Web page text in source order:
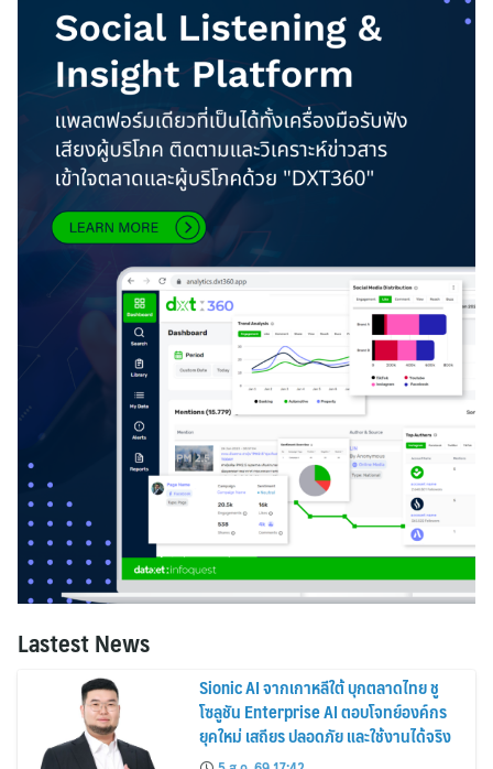
Lastest News
Sionic AI จากเกาหลีใต้ บุกตลาดไทย ชู
โซลูชัน Enterprise AI ตอบโจทย์องค์กร
ยุคใหม่ เสถียร ปลอดภัย และใช้งานได้จริง